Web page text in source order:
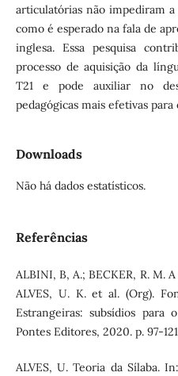
articulatórias não impediram
como é esperado na fala de
inglesa. Essa pesquisa
processo de aquisição da
T21 e pode auxiliar no
pedagógicas mais efetivas para
Downloads
Não há dados estatísticos.
Referências
ALBINI, B, A.; BECKER, R. M.
ALVES, U. K. et al. (Org).
Estrangeiras: subsídios para
Pontes Editores, 2020. p. 97-
ALVES, U. Teoria da Sílaba.